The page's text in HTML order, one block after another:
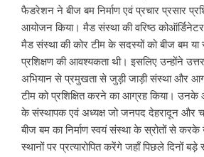
फैडरेशन ने बीज बम निर्माण एवं प्रचार प्रसार
आयोजन किया। मैड संस्था की वरिष्ठ कोऑर्डिनेटर
मैड संस्था की कोर टीम के सदस्यों को बीज बम
प्रशिक्षण की आवश्यकता थी। इसलिए उन्होंने
अभियान से प्रमुखता से जुड़ी जाड़ी संस्था और
टीम को प्रशिक्षित करने का आग्रह किया।
के संस्थापक एवं अध्यक्ष जो जनपद देहरादून और
बीज बम का निर्माण स्वयं संस्था के स्रोतों से करके
स्थानों पर प्रत्यारोपित करेंगे जहाँ पिछले दिनों